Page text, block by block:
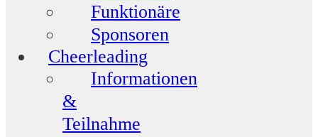
Funktionäre
Sponsoren
Cheerleading
Informationen
&
Teilnahme